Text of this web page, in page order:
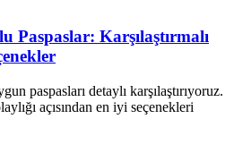
Paspaslar: Karşılaştırmalı
paspasları detaylı karşılaştırıyoruz.
açısından en iyi seçenekleri